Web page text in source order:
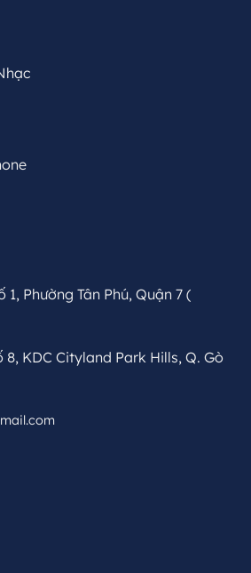
1, Phường Tân Phú, Quận 7 (
KDC Cityland Park Hills, Q. Gò